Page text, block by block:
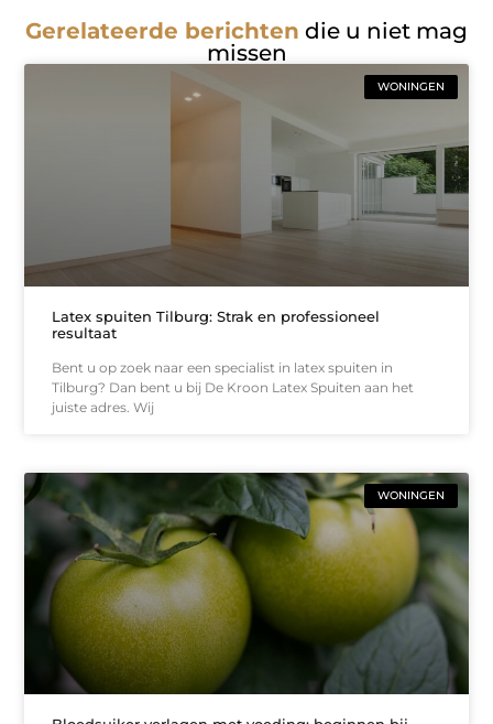
Gerelateerde berichten die u niet mag
missen
WONINGEN
Latex spuiten Tilburg: Strak en professioneel
resultaat
Bent u op zoek naar een specialist in latex spuiten in
Tilburg? Dan bent u bij De Kroon Latex Spuiten aan het
juiste adres. Wij
WONINGEN